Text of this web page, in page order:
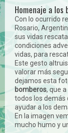
Homenaje a los
Con lo ocurrido
Rosario,
sus vidas
condiciones
vidas, para
Este gesto
valorar más
dejamos esta
bomberos, que
todos los demás
ayudar a los
En la imagen
mucho humo y